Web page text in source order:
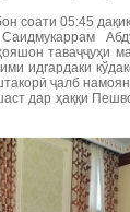
соати 05:45
таваҷҷуҳи
идгардаки
ҷалб
дар ҳаққи